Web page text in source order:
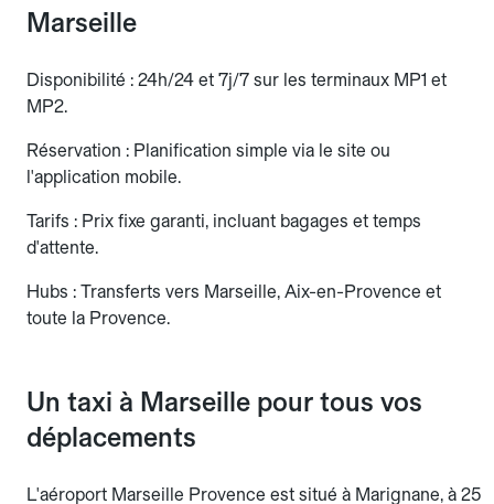
Marseille
Disponibilité : 24h/24 et 7j/7 sur les terminaux MP1 et
MP2.
Réservation : Planification simple via le site ou
l'application mobile.
Tarifs : Prix fixe garanti, incluant bagages et temps
d'attente.
Hubs : Transferts vers Marseille, Aix-en-Provence et
toute la Provence.
Un taxi à Marseille pour tous vos
déplacements
L'aéroport Marseille Provence est situé à Marignane, à 25